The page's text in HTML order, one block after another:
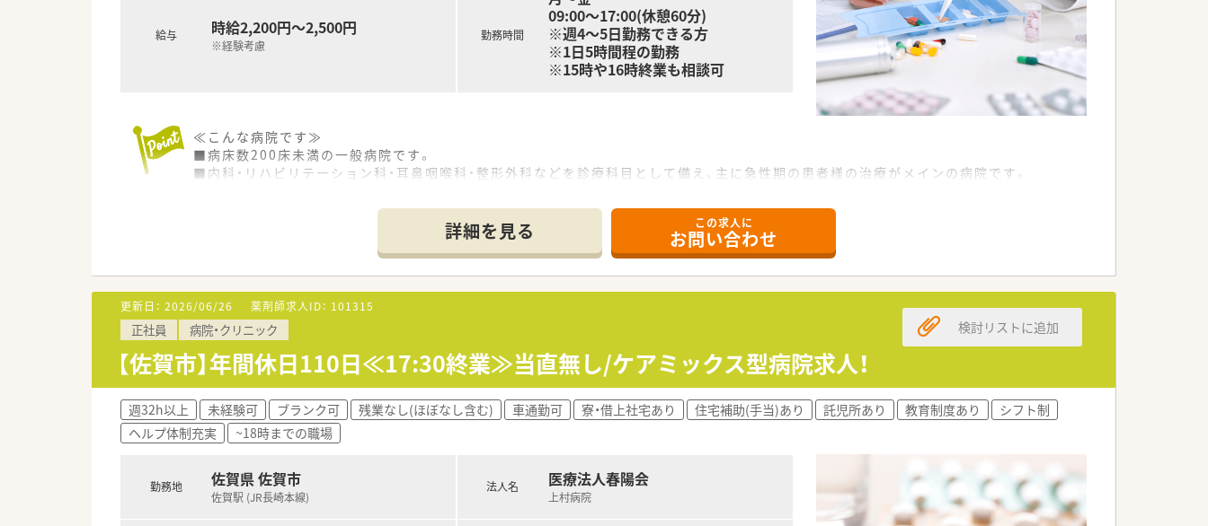
給与 時給2,200円～2,500円
※経験考慮
勤務時間
09:00～17:00(休憩60分)
※週4～5日勤務できる方
※1日5時間程の勤務
※15時や16時終業も相談可
≪こんな病院です≫
■病床数200床未満の一般病院です。
■内科・リハビリテーション科・耳鼻咽喉科・整形外科などを診療科目として備え、主に急性期の患者様の治療がメインの病院です。
■調剤・鑑査、注射製剤業務、病棟業務、服薬指導、入院時、持参薬の検薬、DI業務をお願いします。
■薬剤師は常勤3名、パート1名体制です。
■電子カルテやその他の機器も導入していますので、働きやすい職場です。
＜勤務シフト＞
■貴重な土日休みです。
■週4～5日勤務できる方歓迎です。
■勤務時間は15時や16時終業も相談可能です。
始業を10時することも可能です。
詳細を見る この求人に
お問い合わせ
更新日： 2026/06/26 薬剤師求人ID： 101315
正社員 病院・クリニック
【佐賀市】年間休日110日≪17:30終業≫当直無し/ケアミックス型病院求人！
検討リストに追加
週32h以上 未経験可 ブランク可 残業なし(ほぼなし含む) 車通勤可 寮・借上社宅あり 住宅補助(手当)あり 託児所あり 教育制度あり
シフト制
ヘルプ体制充実
~18時までの職場
勤務地 佐賀県 佐賀市
佐賀駅 (JR長崎本線)
法人名 医療法人春陽会
上村病院